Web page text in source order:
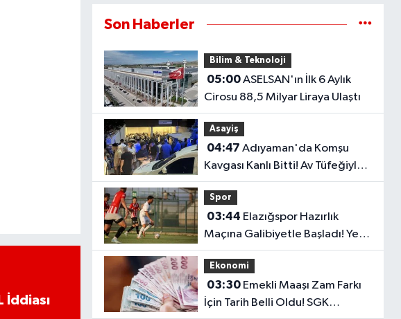
İddiası
Son Haberler
Bilim & Teknoloji
05:00ASELSAN'ın İlk 6 Aylık
Cirosu 88,5 Milyar Liraya Ulaştı
Asayiş
04:47
Kavgası Kanlı Bitti! Av Tüfeğiyle
Ateş Açtı: 1 Ölü, 1 Yaralı
Spor
03:44
Maçına Galibiyetle Başladı! Yeni
Sezon Öncesi Umut Veren
Performans
Ekonomi
03:30Emekli Maaşı Zam Farkı
İçin Tarih Belli Oldu! SGK